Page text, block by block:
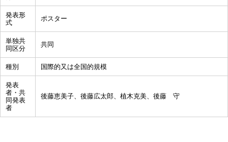
発表形
式
ポスター
単独共
同区分
共同
種別 国際的又は全国的規模
発表
者・共
同発表
者
後藤恵美子、後藤広太郎、植木克美、後藤 守